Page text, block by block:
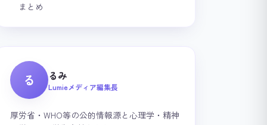
まとめ
る るみ
Lumieメディア編集長
厚労省・WHO等の公的情報源と心理学・精神